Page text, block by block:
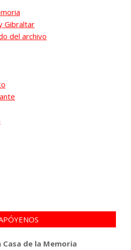
Gibraltar
del archivo
Casa de la Memoria